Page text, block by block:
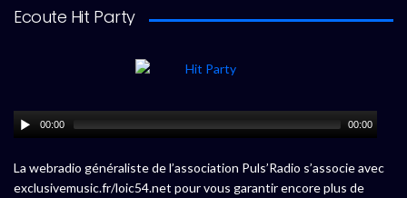
Ecoute Hit Party
00:00 00:00
La webradio généraliste de l’association Puls’Radio s’associe avec
exclusivemusic.fr/loic54.net pour vous garantir encore plus de